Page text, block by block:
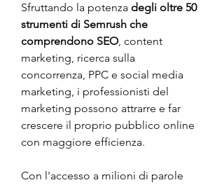
Sfruttando la potenza degli oltre 50
strumenti di Semrush che
comprendono SEO, content
marketing, ricerca sulla
concorrenza, PPC e social media
marketing, i professionisti del
marketing possono attrarre e far
crescere il proprio pubblico online
con maggiore efficienza.
Con l'accesso a milioni di parole